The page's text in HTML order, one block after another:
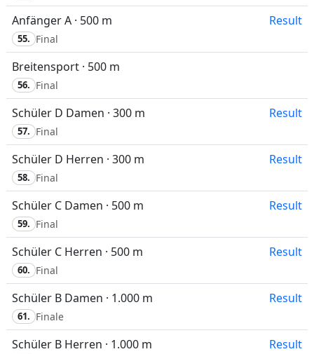
Anfänger A · 500 m Result
55. Final
Breitensport · 500 m
56. Final
Schüler D Damen · 300 m Result
57. Final
Schüler D Herren · 300 m Result
58. Final
Schüler C Damen · 500 m Result
59. Final
Schüler C Herren · 500 m Result
60. Final
Schüler B Damen · 1.000 m Result
61. Finale
Schüler B Herren · 1.000 m Result